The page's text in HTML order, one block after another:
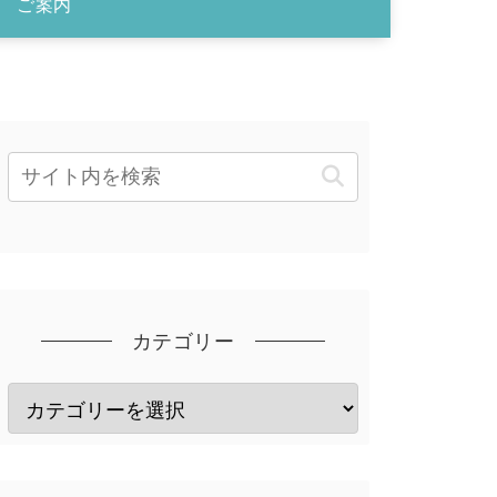
カテゴリー